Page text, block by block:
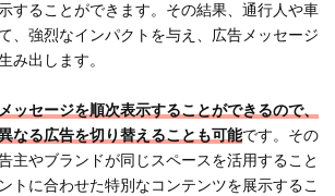
することができます。その結果、通行人や車
、強烈なインパクトを与え、広告メッセージ
み出します。
ッセージを順次表示することができるので、
なる広告を切り替えることも可能です。その
主やブランドが同じスペースを活用すること
トに合わせた特別なコンテンツを展示するこ